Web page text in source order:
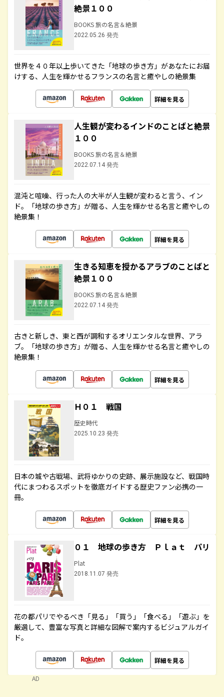
絶景１００
BOOKS 旅の名言＆絶景
2022.05.26 発売
世界を４０年以上歩いてきた「地球の歩き方」があなたにお届
けする、人生を輝かせるフランスの名言と癒やしの絶景集
詳細を見る
人生観が変わるインドのことばと絶景
１００
BOOKS 旅の名言＆絶景
2022.07.14 発売
混沌と喧噪、行った人の大半が人生観が変わると言う、イン
ド。「地球の歩き方」が贈る、人生を輝かせる名言と癒やしの
絶景集！
詳細を見る
生きる知恵を授かるアラブのことばと
絶景１００
BOOKS 旅の名言＆絶景
2022.07.14 発売
古きと新しき、東と西が調和するオリエンタルな世界、アラ
ブ。「地球の歩き方」が贈る、人生を輝かせる名言と癒やしの
絶景集！
詳細を見る
Ｈ０１ 戦国
歴史時代
2025.10.23 発売
日本の城や古戦場、武将ゆかりの史跡、展示施設など、戦国時
代にまつわるスポットを徹底ガイドする歴史ファン必携の一
冊。
詳細を見る
０１ 地球の歩き方 Ｐｌａｔ パリ
Plat
2018.11.07 発売
花の都パリでやるべき「見る」「買う」「食べる」「遊ぶ」を
厳選して、豊富な写真と詳細な図解で案内するビジュアルガイ
ド。
詳細を見る
AD